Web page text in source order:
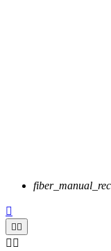


 